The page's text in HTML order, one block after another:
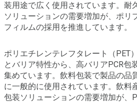
装用途で広く使用されています。耐
ソリューションの需要増加が、ポリ
フィルムの採用を推進しています。
ポリエチレンテレフタレート（PET
とバリア特性から、高バリアPCR包
集めています。飲料包装で製品の品
に一般的に使用されています。飲料
包装ソリューションの需要増加が、